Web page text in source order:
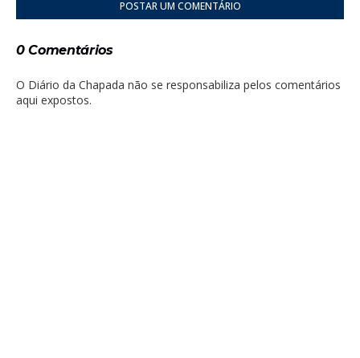
POSTAR UM COMENTÁRIO
0 Comentários
O Diário da Chapada não se responsabiliza pelos comentários
aqui expostos.